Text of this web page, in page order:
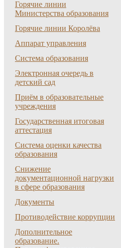
Горячие линии
Министерства образования
Горячие линии Королёва
Аппарат управления
Система образования
Электронная очередь в
детский сад
Приём в образовательные
учреждения
Государственная итоговая
аттестация
Система оценки качества
образования
Снижение
документационной нагрузки
в сфере образования
Документы
Противодействие коррупции
Дополнительное
образование.